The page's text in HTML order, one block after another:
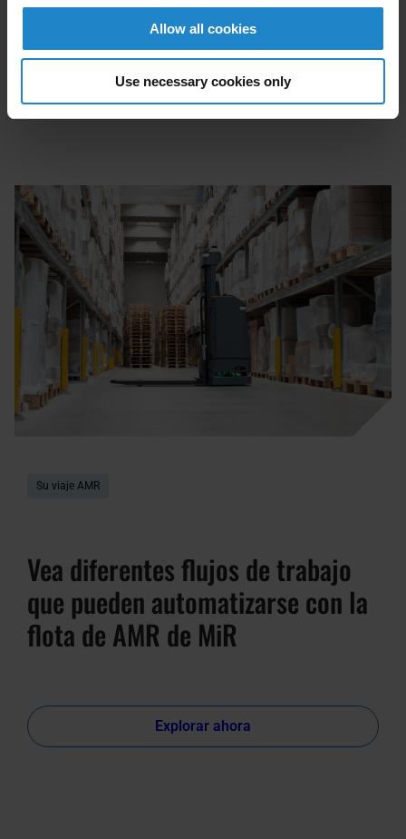
Allow all cookies
Use necessary cookies only
Su viaje AMR
Vea diferentes flujos de trabajo
que pueden automatizarse con la
flota de AMR de MiR
Explorar ahora